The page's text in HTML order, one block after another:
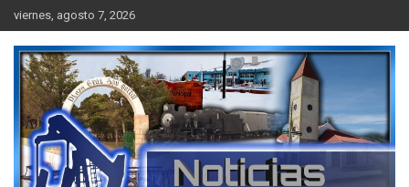
Skip
to
content
viernes, agosto 7, 2026